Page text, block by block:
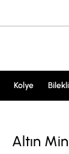
Kolye
Altın